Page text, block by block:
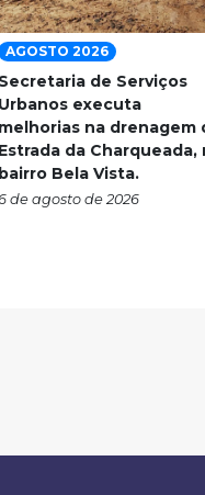
AGOSTO 2026
Secretaria de Serviços
Urbanos executa
melhorias na drenagem
Estrada da Charqueada,
bairro Bela Vista.
de agosto de 2026